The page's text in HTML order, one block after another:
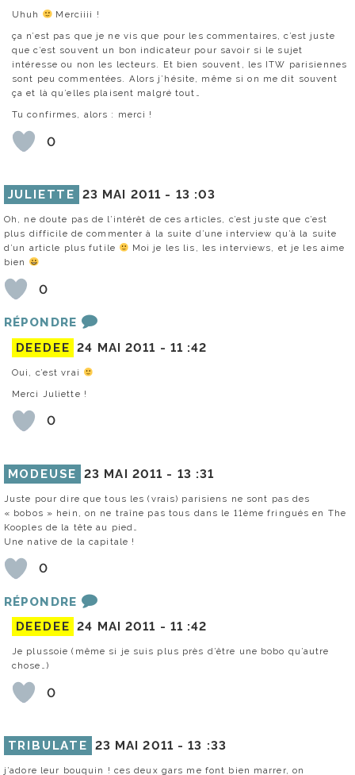
Uhuh
Merciiii !
ça n’est pas que je ne vis que pour les commentaires, c’est juste
que c’est souvent un bon indicateur pour savoir si le sujet
intéresse ou non les lecteurs. Et bien souvent, les ITW parisiennes
sont peu commentées. Alors j’hésite, même si on me dit souvent
ça et là qu’elles plaisent malgré tout…
Tu confirmes, alors : merci !
0
JULIETTE 23 MAI 2011 - 13 :03
Oh, ne doute pas de l’intérêt de ces articles, c’est juste que c’est
plus difficile de commenter à la suite d’une interview qu’à la suite
d’un article plus futile
Moi je les lis, les interviews, et je les aime
bien
0
RÉPONDRE
DEEDEE 24 MAI 2011 - 11 :42
Oui, c’est vrai
Merci Juliette !
0
MODEUSE 23 MAI 2011 - 13 :31
Juste pour dire que tous les (vrais) parisiens ne sont pas des
« bobos » hein, on ne traîne pas tous dans le 11ème fringués en The
Kooples de la tête au pied…
Une native de la capitale !
0
RÉPONDRE
DEEDEE 24 MAI 2011 - 11 :42
Je plussoie (même si je suis plus près d’être une bobo qu’autre
chose…)
0
TRIBULATE 23 MAI 2011 -13 :33
j’adore leur bouquin ! ces deux gars me font bien marrer, on